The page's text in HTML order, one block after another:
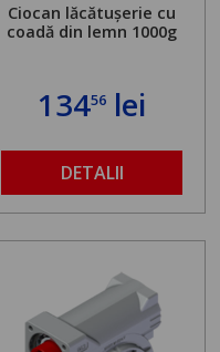
Ciocan lăcătușerie cu
coadă din lemn 1000g
13456 lei
DETALII